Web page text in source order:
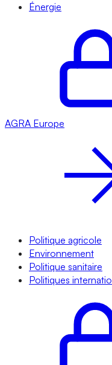
Énergie
AGRA Europe
Politique agricole
Environnement
Politique sanitaire
Politiques